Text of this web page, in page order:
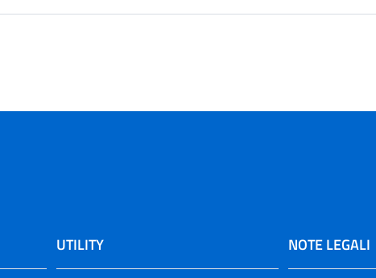
UTILITY NOTE LEGALI